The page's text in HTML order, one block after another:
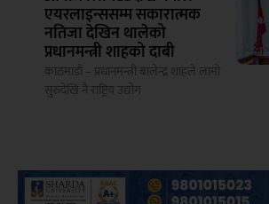
एयरलाइन्ससम्म सकारात्मक
नतिजा देखिन थालेको
प्रधानमन्त्री शाहको दाबी
काठमाडौं – प्रधानमन्त्री बालेन्द्र शाहले लामो
सुरुदेखि नै राष्ट्रिय उद्योग